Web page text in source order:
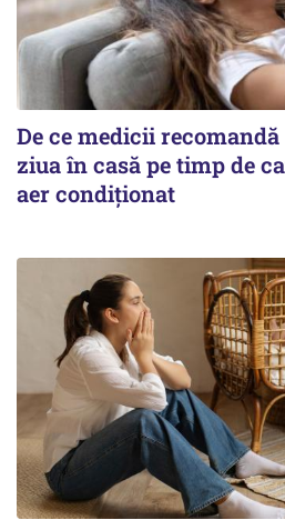
De ce medicii
ziua în casă pe timp de
aer condiționat